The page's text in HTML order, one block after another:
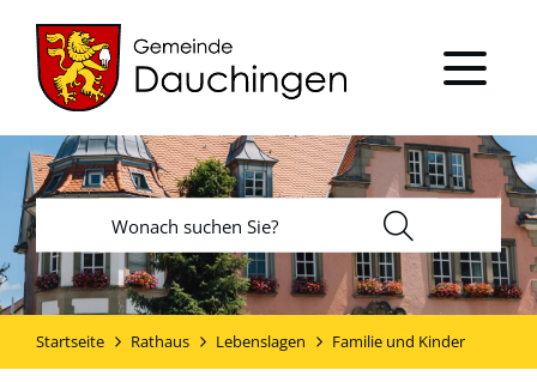
Startseite Rathaus Lebenslagen Familie und Kinder